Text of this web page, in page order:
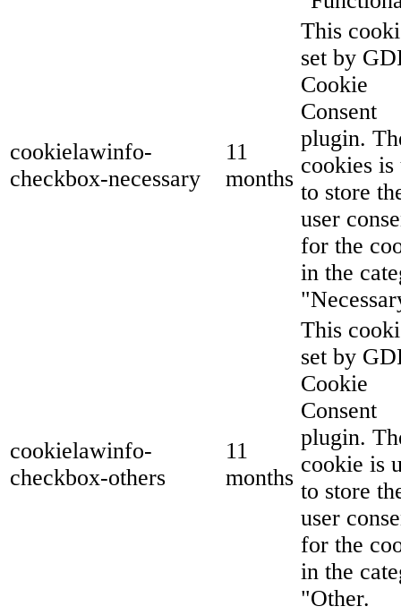
cookielawinfo-
checkbox-necessary
11
months
This
set by
Cookie
Consent
plugin.
cookies is
to store
user
for the
in the
cookielawinfo-
checkbox-others
11
months
This
set by
Cookie
Consent
plugin.
cookie is
to store
user
for the
in the
"Other.